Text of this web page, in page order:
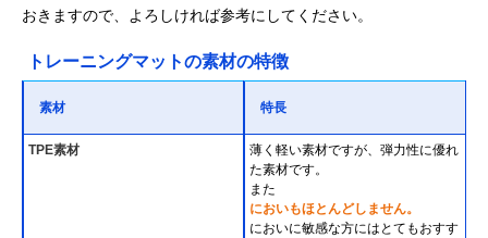
おきますので、よろしければ参考にしてください。
トレーニングマットの素材の特徴
素材 特長
TPE素材
薄く軽い素材ですが、弾力性に優れ
た素材です。
また
においもほとんどしません。
においに敏感な方にはとてもおすす